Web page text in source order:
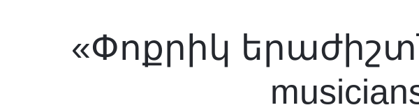
«Փոքրիկ